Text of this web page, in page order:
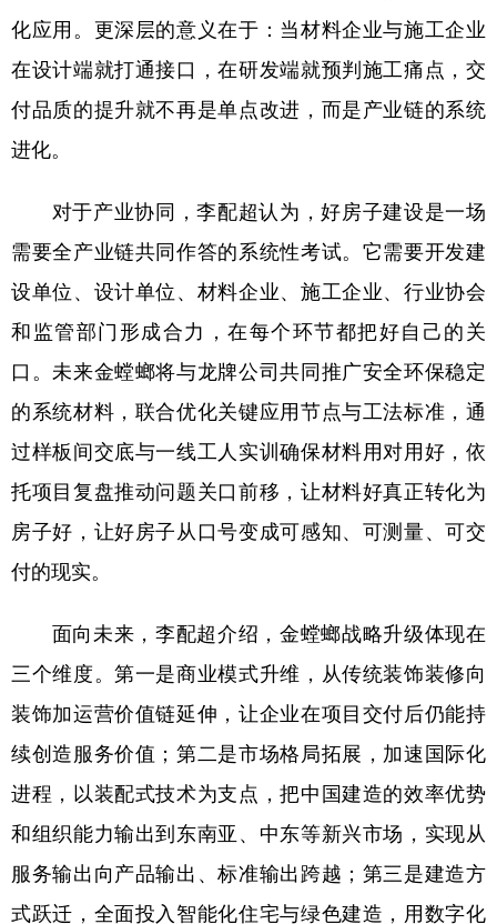
化应用。更深层的意义在于：当材料企业与施工企业
在设计端就打通接口，在研发端就预判施工痛点，交
付品质的提升就不再是单点改进，而是产业链的系统
进化。
对于产业协同，李配超认为，好房子建设是一场
需要全产业链共同作答的系统性考试。它需要开发建
设单位、设计单位、材料企业、施工企业、行业协会
和监管部门形成合力，在每个环节都把好自己的关
口。未来金螳螂将与龙牌公司共同推广安全环保稳定
的系统材料，联合优化关键应用节点与工法标准，通
过样板间交底与一线工人实训确保材料用对用好，依
托项目复盘推动问题关口前移，让材料好真正转化为
房子好，让好房子从口号变成可感知、可测量、可交
付的现实。
面向未来，李配超介绍，金螳螂战略升级体现在
三个维度。第一是商业模式升维，从传统装饰装修向
装饰加运营价值链延伸，让企业在项目交付后仍能持
续创造服务价值；第二是市场格局拓展，加速国际化
进程，以装配式技术为支点，把中国建造的效率优势
和组织能力输出到东南亚、中东等新兴市场，实现从
服务输出向产品输出、标准输出跨越；第三是建造方
式跃迁，全面投入智能化住宅与绿色建造，用数字化